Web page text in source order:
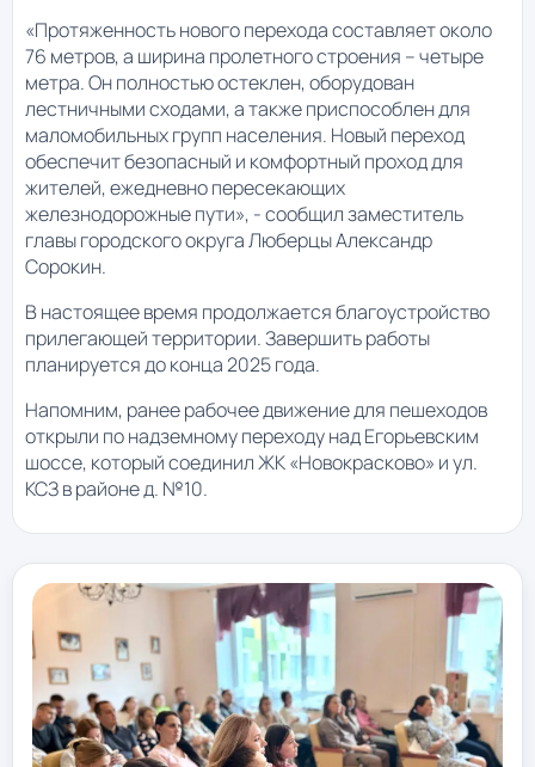
«Протяженность нового перехода составляет около
76 метров, а ширина пролетного строения – четыре
метра. Он полностью остеклен, оборудован
лестничными сходами, а также приспособлен для
маломобильных групп населения. Новый переход
обеспечит безопасный и комфортный проход для
жителей, ежедневно пересекающих
железнодорожные пути», - сообщил заместитель
главы городского округа Люберцы Александр
Сорокин.
В настоящее время продолжается благоустройство
прилегающей территории. Завершить работы
планируется до конца 2025 года.
Напомним, ранее рабочее движение для пешеходов
открыли по надземному переходу над Егорьевским
шоссе, который соединил ЖК «Новокрасково» и ул.
КСЗ в районе д. №10.